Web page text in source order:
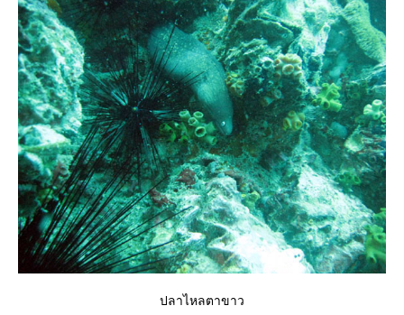
ปลาไหลตาขาว